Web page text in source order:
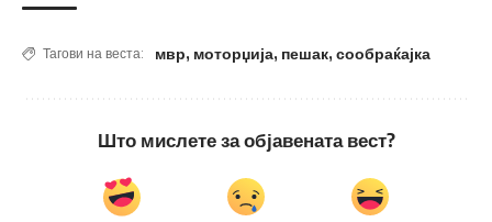
Тагови на веста: мвр, моторџија, пешак, сообраќајка
Што мислете за објавената вест?